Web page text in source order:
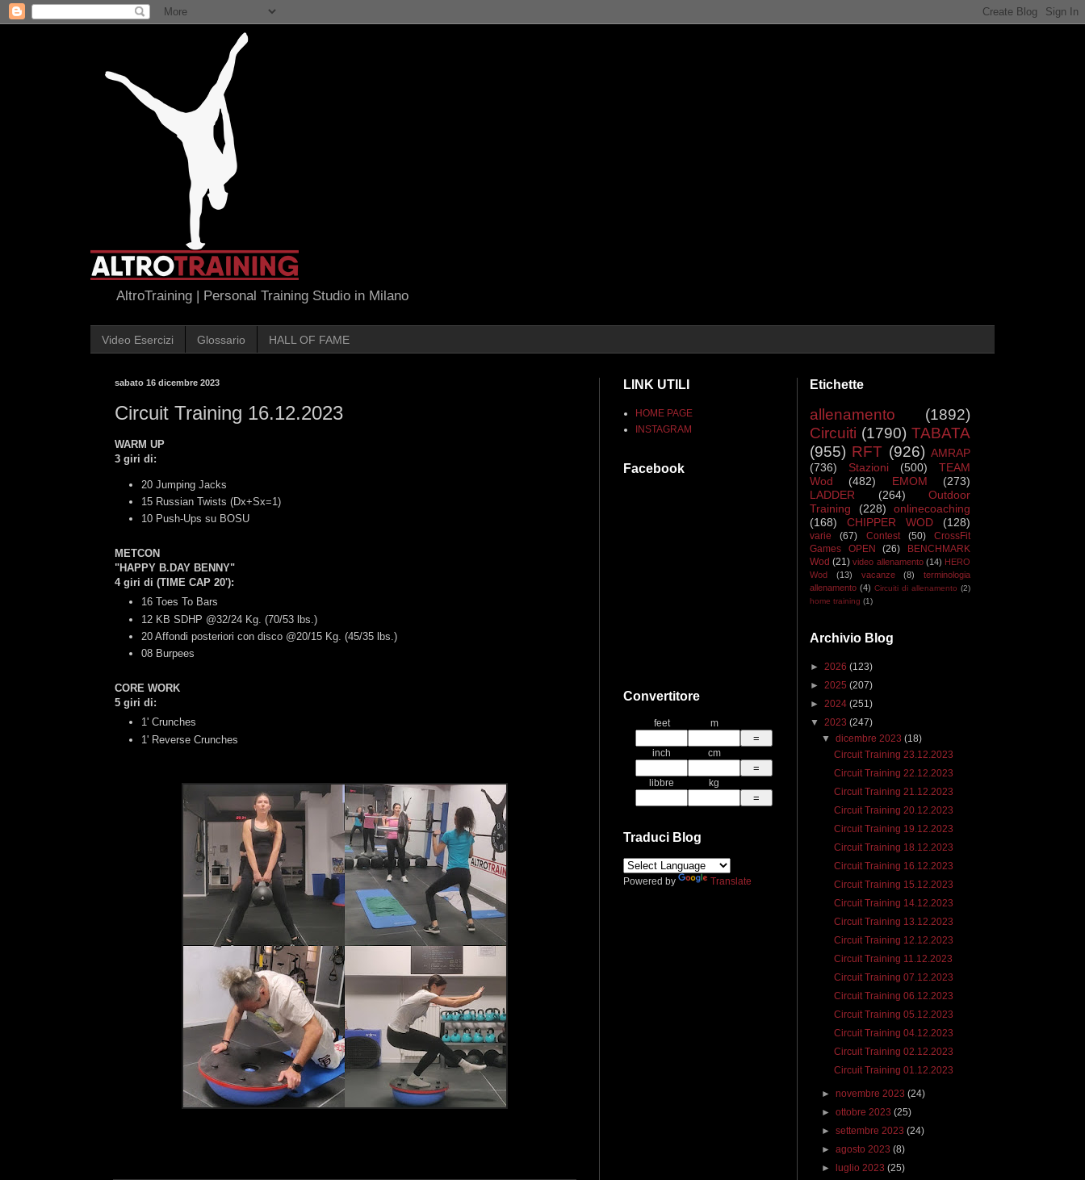
AltroTraining | Personal Training Studio in Milano
Video Esercizi Glossario HALL OF FAME
sabato 16 dicembre 2023
Circuit Training 16.12.2023
WARM UP
3 giri di:
20 Jumping Jacks
15 Russian Twists (Dx+Sx=1)
10 Push-Ups su BOSU
METCON
"HAPPY B.DAY BENNY"
4 giri di (TIME CAP 20'):
16 Toes To Bars
12 KB SDHP @32/24 Kg. (70/53 lbs.)
20 Affondi posteriori con disco @20/15 Kg. (45/35 lbs.)
08 Burpees
CORE WORK
5 giri di:
1' Crunches
1' Reverse Crunches
LINK UTILI
HOME PAGE
INSTAGRAM
Facebook
Convertitore
feet m
inch cm
libbre kg
Traduci Blog
Powered by Translate
Etichette
allenamento
(1892)
Circuiti (1790) TABATA
(955) RFT (926) AMRAP
(736)
Stazioni (500)
TEAM
Wod
(482) EMOM
(273)
LADDER
(264)
Outdoor
Training
(228)
onlinecoaching
(168)
CHIPPER WOD (128)
varie (67) Contest (50)
CrossFit
Games OPEN
(26)
BENCHMARK
Wod (21) video allenamento (14) HERO
Wod
(13) vacanze (8)
terminologia
allenamento (4) Circuiti di allenamento (2)
home training (1)
Archivio Blog
► 2026 (123)
► 2025 (207)
► 2024 (251)
▼ 2023 (247)
▼dicembre 2023(18)
Circuit Training 23.12.2023
Circuit Training 22.12.2023
Circuit Training 21.12.2023
Circuit Training 20.12.2023
Circuit Training 19.12.2023
Circuit Training 18.12.2023
Circuit Training 16.12.2023
Circuit Training 15.12.2023
Circuit Training 14.12.2023
Circuit Training 13.12.2023
Circuit Training 12.12.2023
Circuit Training 11.12.2023
Circuit Training 07.12.2023
Circuit Training 06.12.2023
Circuit Training 05.12.2023
Circuit Training 04.12.2023
Circuit Training 02.12.2023
Circuit Training 01.12.2023
►novembre 2023(24)
►ottobre 2023(25)
►settembre 2023(24)
►agosto 2023(8)
►
luglio 2023(25)